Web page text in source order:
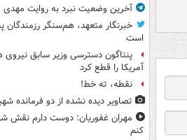
آخرین وضعیت نبرد به روایت
خبرنگار متعهد، هم‌سنگر رزمندگان
است
پنتاگون دسترسی وزیر سابق نیروی
آمریکا را قطع کرد
نقطه، ته خط!
تصاویر دیده‌ نشده از دو فرمانده
مهران غفوریان: دوست دارم نقش
کنم